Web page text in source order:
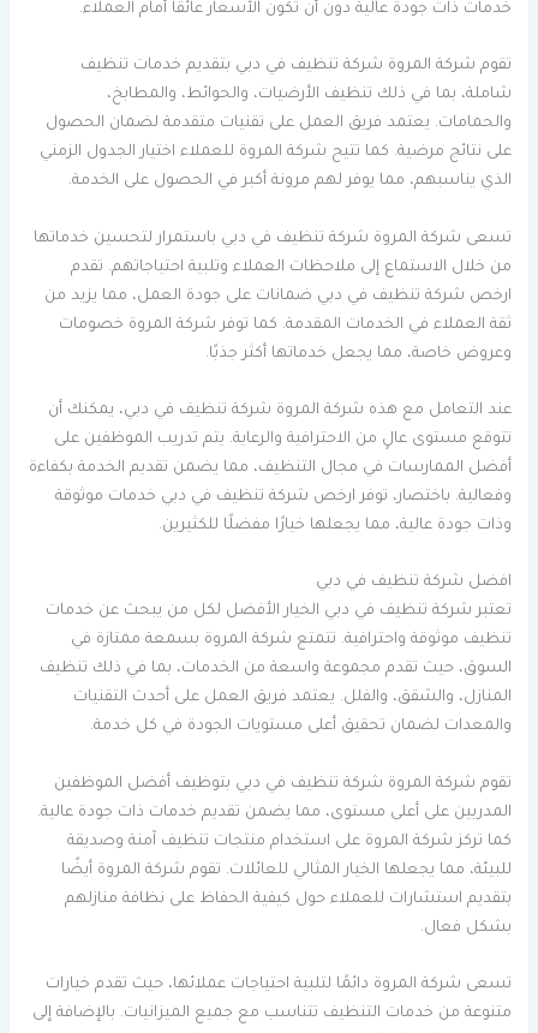
خدمات ذات جودة عالية دون أن تكون الأسعار عائقًا أمام العملاء.
تقوم شركة المروة شركة تنظيف في دبي بتقديم خدمات تنظيف
شاملة، بما في ذلك تنظيف الأرضيات، والحوائط، والمطابخ،
والحمامات. يعتمد فريق العمل على تقنيات متقدمة لضمان الحصول
على نتائج مرضية. كما تتيح شركة المروة للعملاء اختيار الجدول الزمني
الذي يناسبهم، مما يوفر لهم مرونة أكبر في الحصول على الخدمة.
تسعى شركة المروة شركة تنظيف في دبي باستمرار لتحسين خدماتها
من خلال الاستماع إلى ملاحظات العملاء وتلبية احتياجاتهم. تقدم
ارخص شركة تنظيف في دبي ضمانات على جودة العمل، مما يزيد من
ثقة العملاء في الخدمات المقدمة. كما توفر شركة المروة خصومات
وعروض خاصة، مما يجعل خدماتها أكثر جذبًا.
عند التعامل مع هذه شركة المروة شركة تنظيف في دبي، يمكنك أن
تتوقع مستوى عالٍ من الاحترافية والرعاية. يتم تدريب الموظفين على
أفضل الممارسات في مجال التنظيف، مما يضمن تقديم الخدمة بكفاءة
وفعالية. باختصار، توفر ارخص شركة تنظيف في دبي خدمات موثوقة
وذات جودة عالية، مما يجعلها خيارًا مفضلًا للكثيرين.
افضل شركة تنظيف في دبي
تعتبر شركة تنظيف في دبي الخيار الأفضل لكل من يبحث عن خدمات
تنظيف موثوقة واحترافية. تتمتع شركة المروة بسمعة ممتازة في
السوق، حيث تقدم مجموعة واسعة من الخدمات، بما في ذلك تنظيف
المنازل، والشقق، والفلل. يعتمد فريق العمل على أحدث التقنيات
والمعدات لضمان تحقيق أعلى مستويات الجودة في كل خدمة.
تقوم شركة المروة شركة تنظيف في دبي بتوظيف أفضل الموظفين
المدربين على أعلى مستوى، مما يضمن تقديم خدمات ذات جودة عالية.
كما تركز شركة المروة على استخدام منتجات تنظيف آمنة وصديقة
للبيئة، مما يجعلها الخيار المثالي للعائلات. تقوم شركة المروة أيضًا
بتقديم استشارات للعملاء حول كيفية الحفاظ على نظافة منازلهم
بشكل فعال.
تسعى شركة المروة دائمًا لتلبية احتياجات عملائها، حيث تقدم خيارات
متنوعة من خدمات التنظيف تتناسب مع جميع الميزانيات. بالإضافة إلى